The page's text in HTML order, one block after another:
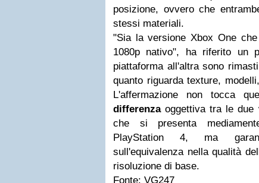
posizione, ovvero che
stessi materiali.
"Sia la versione Xbox One
1080p nativo", ha riferito un
piattaforma all'altra sono
quanto riguarda texture,
L'affermazione non tocca
differenzaoggettiva tra le due
che si presenta
PlayStation 4, ma
sull'equivalenza nella qualità
risoluzione di base.
Fonte: VG247